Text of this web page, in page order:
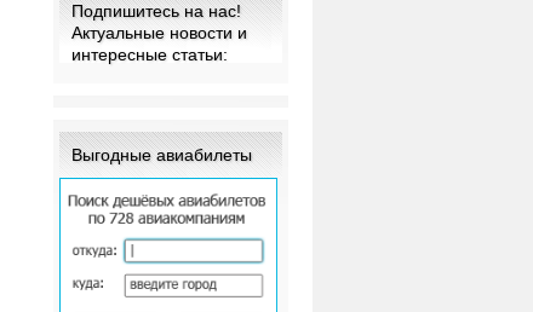
Подпишитесь на нас!
Актуальные новости и
интересные статьи:
Выгодные авиабилеты